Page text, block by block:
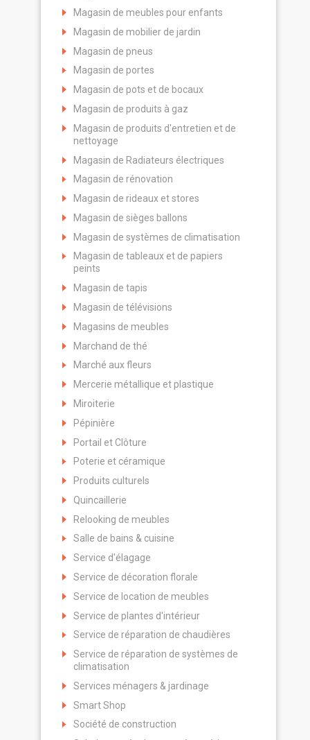
Magasin de meubles pour enfants
Magasin de mobilier de jardin
Magasin de pneus
Magasin de portes
Magasin de pots et de bocaux
Magasin de produits à gaz
Magasin de produits d'entretien et de
nettoyage
Magasin de Radiateurs électriques
Magasin de rénovation
Magasin de rideaux et stores
Magasin de sièges ballons
Magasin de systèmes de climatisation
Magasin de tableaux et de papiers
peints
Magasin de tapis
Magasin de télévisions
Magasins de meubles
Marchand de thé
Marché aux fleurs
Mercerie métallique et plastique
Miroiterie
Pépinière
Portail et Clôture
Poterie et céramique
Produits culturels
Quincaillerie
Relooking de meubles
Salle de bains & cuisine
Service d'élagage
Service de décoration florale
Service de location de meubles
Service de plantes d'intérieur
Service de réparation de chaudières
Service de réparation de systèmes de
climatisation
Services ménagers & jardinage
Smart Shop
Société de construction